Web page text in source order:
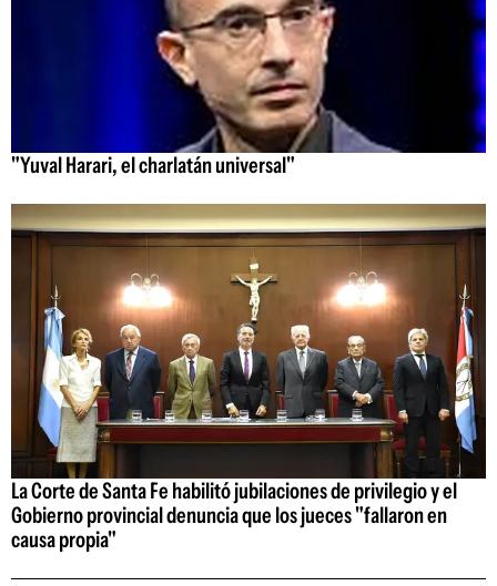
"Yuval Harari, el charlatán universal"
La Corte de Santa Fe habilitó jubilaciones de privilegio y el
Gobierno provincial denuncia que los jueces "fallaron en
causa propia"